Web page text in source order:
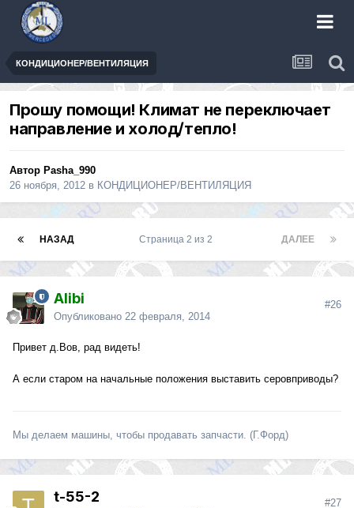
КОНДИЦИОНЕР/ВЕНТИЛЯЦИЯ
Прошу помощи! Климат не переключает
направление и холод/тепло!
Автор Pasha_990
26 ноября, 2012 в КОНДИЦИОНЕР/ВЕНТИЛЯЦИЯ
НАЗАД ДАЛЕЕ
Страница 2 из 2
Alibi
Опубликовано 22 февраля, 2014
#26
Привет д.Вов, рад видеть!
А если старом на начальные положения выставить серовприводы?
Мы делаем машины, чтобы продавать запчасти. (Г.Форд)
t-55-2 #27